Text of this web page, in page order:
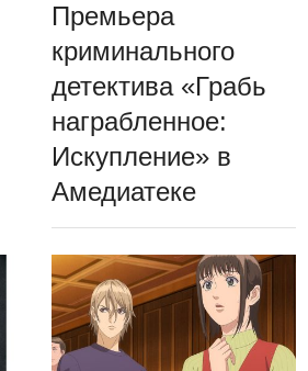
Премьера
криминального
детектива «Грабь
награбленное:
Искупление» в
Амедиатеке